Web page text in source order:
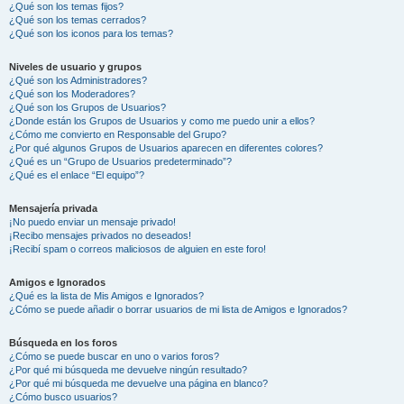
¿Qué son los temas fijos?
¿Qué son los temas cerrados?
¿Qué son los iconos para los temas?
Niveles de usuario y grupos
¿Qué son los Administradores?
¿Qué son los Moderadores?
¿Qué son los Grupos de Usuarios?
¿Donde están los Grupos de Usuarios y como me puedo unir a ellos?
¿Cómo me convierto en Responsable del Grupo?
¿Por qué algunos Grupos de Usuarios aparecen en diferentes colores?
¿Qué es un “Grupo de Usuarios predeterminado”?
¿Qué es el enlace “El equipo”?
Mensajería privada
¡No puedo enviar un mensaje privado!
¡Recibo mensajes privados no deseados!
¡Recibí spam o correos maliciosos de alguien en este foro!
Amigos e Ignorados
¿Qué es la lista de Mis Amigos e Ignorados?
¿Cómo se puede añadir o borrar usuarios de mi lista de Amigos e Ignorados?
Búsqueda en los foros
¿Cómo se puede buscar en uno o varios foros?
¿Por qué mi búsqueda me devuelve ningún resultado?
¿Por qué mi búsqueda me devuelve una página en blanco?
¿Cómo busco usuarios?